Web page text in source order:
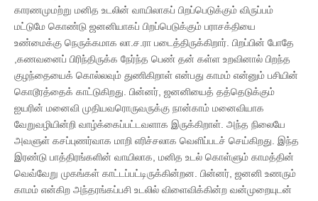
காரணமுமற்று மனித உடலின் வாயிலாகப் பிறப்பெடுக்கும் விருப்பம்
மட்டுமே கொண்டு ஜனனியாகப் பிறப்பெடுக்கும் பராசக்தியை
உண்மைக்கு நெருக்கமாக லா.ச.ரா படைத்திருக்கிறார். பிறப்பின் போதே
,கணவனைப் பிரிந்திருக்க நேர்ந்த பெண் தன் கள்ள உறவினால் பிறந்த
குழந்தையைக் கொல்லவும் துணிகிறாள் என்பது காமம் என்னும் பசியின்
கொடூரத்தைக் காட்டுகிறது. பின்னர், ஜனனியைத் தத்தெடுக்கும்
ஐயரின் மனைவி முதியவரொருவருக்கு நான்காம் மனைவியாக
வேறுவழியின்றி வாழ்க்கைப்பட்டவளாக இருக்கிறாள். அந்த நிலையே
அவளுள் கசப்புணர்வாக மாறி எரிச்சலாக வெளிப்படச் செய்கிறது. இந்த
இரண்டு பாத்திரங்களின் வாயிலாக, மனித உடல் கொள்ளும் காமத்தின்
வெவ்வேறு முகங்கள் காட்டப்பட்டிருக்கின்றன. பின்னர், ஜனனி உணரும்
காமம் என்கிற அந்தரங்கப்பசி உடலில் விளைவிக்கின்ற வன்முறையுடன்